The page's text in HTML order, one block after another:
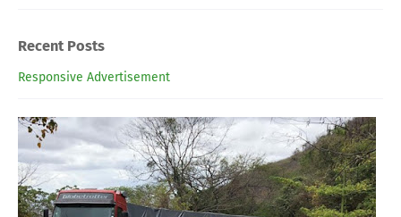
Recent Posts
Responsive Advertisement